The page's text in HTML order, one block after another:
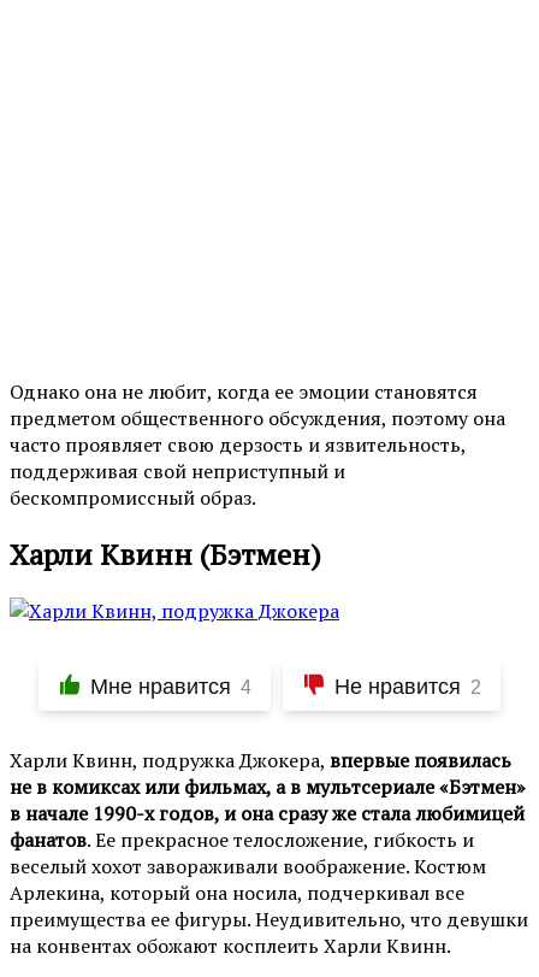
Однако она не любит, когда ее эмоции становятся
предметом общественного обсуждения, поэтому она
часто проявляет свою дерзость и язвительность,
поддерживая свой неприступный и
бескомпромиссный образ.
Харли Квинн (Бэтмен)
Мне нравится 4 Не нравится 2
Харли Квинн, подружка Джокера, впервые появилась
не в комиксах или фильмах, а в мультсериале «Бэтмен»
в начале 1990-х годов, и она сразу же стала любимицей
фанатов. Ее прекрасное телосложение, гибкость и
веселый хохот завораживали воображение. Костюм
Арлекина, который она носила, подчеркивал все
преимущества ее фигуры. Неудивительно, что девушки
на конвентах обожают косплеить Харли Квинн.